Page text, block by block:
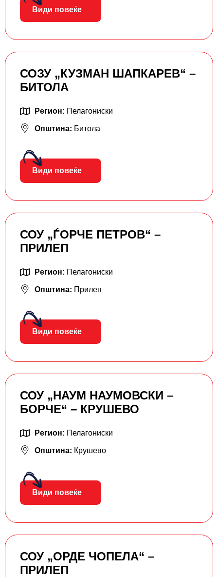
Види повеќе
СОЗУ „КУЗМАН ШАПКАРЕВ“ –
БИТОЛА
Регион: Пелагониски
Општина: Битола
Види повеќе
СОУ „ЃОРЧЕ ПЕТРОВ“ –
ПРИЛЕП
Регион: Пелагониски
Општина: Прилеп
Види повеќе
СОУ „НАУМ НАУМОВСКИ –
БОРЧЕ“ – КРУШЕВО
Регион: Пелагониски
Општина: Крушево
Види повеќе
СОУ „ОРДЕ ЧОПЕЛА“ –
ПРИЛЕП